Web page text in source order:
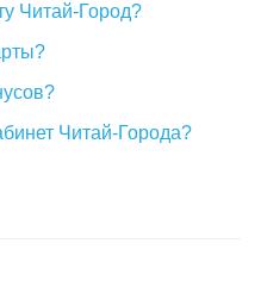
Читай-Город?
Читай-Города?